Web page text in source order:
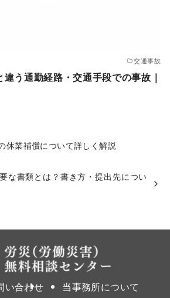
交通事故
う通勤経路・交通手段での事故｜
休業補償について詳しく解説
な書類とは？書き方・提出先につい
い合わせ
当事務所について